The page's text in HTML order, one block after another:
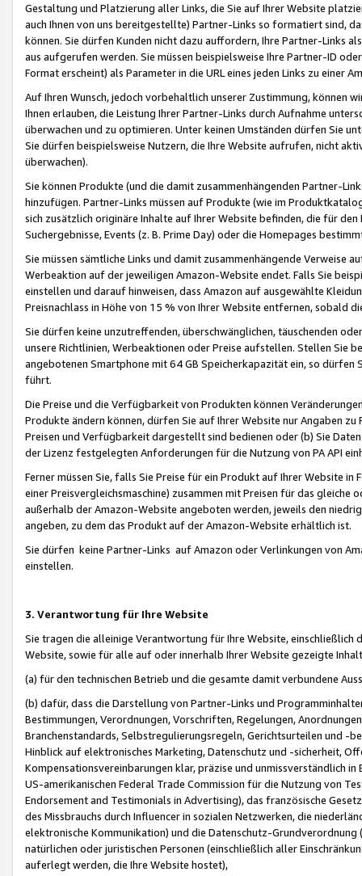
Gestaltung und Platzierung aller Links, die Sie auf Ihrer Website
auch Ihnen von uns bereitgestellte) Partner-Links so formatiert sind,
können. Sie dürfen Kunden nicht dazu auffordern, Ihre Partner-Links
aus aufgerufen werden. Sie müssen beispielsweise Ihre Partner-ID
Format erscheint) als Parameter in die URL eines jeden Links zu einer
Auf Ihren Wunsch, jedoch vorbehaltlich unserer Zustimmung, können
Ihnen erlauben, die Leistung Ihrer Partner-Links durch Aufnahme
überwachen und zu optimieren. Unter keinen Umständen dürfen Sie
Sie dürfen beispielsweise Nutzern, die Ihre Website aufrufen, nicht
überwachen).
Sie können Produkte (und die damit zusammenhängenden Partner-
hinzufügen. Partner-Links müssen auf Produkte (wie im
sich zusätzlich originäre Inhalte auf Ihrer Website befinden, die für
Suchergebnisse, Events (z. B. Prime Day) oder die Homepages
Sie müssen sämtliche Links und damit zusammenhängende
Werbeaktion auf der jeweiligen Amazon-Website endet. Falls Sie
einstellen und darauf hinweisen, dass Amazon auf ausgewählte
Preisnachlass in Höhe von 15 % von Ihrer Website entfernen, sobald
Sie dürfen keine unzutreffenden, überschwänglichen, täuschenden
unsere Richtlinien, Werbeaktionen oder Preise aufstellen. Stellen Sie
angebotenen Smartphone mit 64 GB Speicherkapazität ein, so dürfen
führt.
Die Preise und die Verfügbarkeit von Produkten können
Produkte ändern können, dürfen Sie auf Ihrer Website nur Angaben
Preisen und Verfügbarkeit dargestellt sind bedienen oder (b) Sie
der Lizenz festgelegten Anforderungen für die Nutzung von PA API
Ferner müssen Sie, falls Sie Preise für ein Produkt auf Ihrer Website
einer Preisvergleichsmaschine) zusammen mit Preisen für das
außerhalb der Amazon-Website angeboten werden, jeweils den
angeben, zu dem das Produkt auf der Amazon-Website erhältlich ist.
Sie dürfen keine Partner-Links auf Amazon oder Verlinkungen von
einstellen.
3. Verantwortung für Ihre Website
Sie tragen die alleinige Verantwortung für Ihre Website,
Website, sowie für alle auf oder innerhalb Ihrer Website gezeigte
(a) für den technischen Betrieb und die gesamte damit verbundene
(b) dafür, dass die Darstellung von Partner-Links und
Bestimmungen, Verordnungen, Vorschriften, Regelungen,
Branchenstandards, Selbstregulierungsregeln, Gerichtsurteilen und -
Hinblick auf elektronisches Marketing, Datenschutz und -sicherheit,
Kompensationsvereinbarungen klar, präzise und unmissverständlich
US-amerikanischen Federal Trade Commission für die Nutzung von
Endorsement and Testimonials in Advertising), das französische
des Missbrauchs durch Influencer in sozialen Netzwerken, die
elektronische Kommunikation) und die Datenschutz-
natürlichen oder juristischen Personen (einschließlich aller
auferlegt werden, die Ihre Website hostet),